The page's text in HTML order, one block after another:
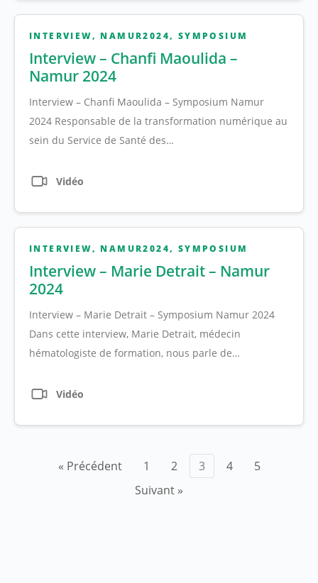
INTERVIEW, NAMUR2024, SYMPOSIUM
Interview – Chanfi Maoulida –
Namur 2024
Interview – Chanfi Maoulida – Symposium Namur
2024 Responsable de la transformation numérique au
sein du Service de Santé des…
Vidéo
INTERVIEW, NAMUR2024, SYMPOSIUM
Interview – Marie Detrait – Namur
2024
Interview – Marie Detrait – Symposium Namur 2024
Dans cette interview, Marie Detrait, médecin
hématologiste de formation, nous parle de…
Vidéo
Pagination
« Précédent 1 2 3 4
5
Suivant »